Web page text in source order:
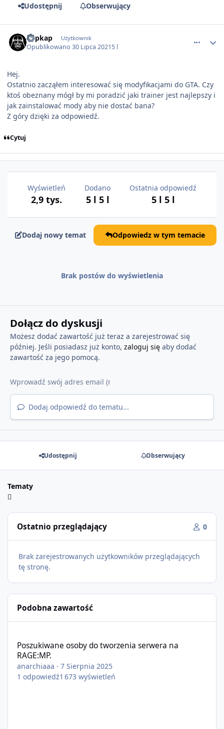
Udostępnij Obserwujący
kapkap Użytkownik
Opublikowano30 Lipca 20215 l
Hej.
Ostatnio zacząłem interesować się modyfikacjami do GTA. Czy
ktoś obeznany mógł by mi poradzić jaki trainer jest najlepszy i
jak zainstalować mody aby nie dostać bana?
Z góry dzięki za odpowiedź.
Cytuj
Wyświetleń
2,9 tys.
Dodano
5 l 5 l
Ostatnia odpowiedź
5 l 5 l
Dodaj nowy temat Odpowiedz w tym temacie
Brak postów do wyświetlenia
Dołącz do dyskusji
Możesz dodać zawartość już teraz a zarejestrować się
później. Jeśli posiadasz już konto, zaloguj sięaby dodać
zawartość za jego pomocą.
Dodaj odpowiedź do tematu...
Udostępnij Obserwujący
Tematy
Ostatnio przeglądający 0
Brak zarejestrowanych użytkowników przeglądających
tę stronę.
Podobna zawartość
Poszukiwane osoby do tworzenia serwera na
RAGE:MP.
anarchiaaa ·7 Sierpnia 2025
1 odpowiedź1 673 wyświetleń